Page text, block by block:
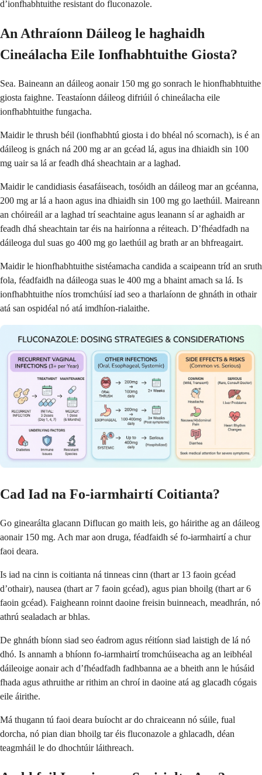
d’ionfhabhtuithe resistant do fluconazole.
An Athraíonn Dáileog le haghaidh
Cineálacha Eile Ionfhabhtuithe Giosta?
Sea. Baineann an dáileog aonair 150 mg go sonrach le hionfhabhtuithe
giosta faighne. Teastaíonn dáileog difriúil ó chineálacha eile
ionfhabhtuithe fungacha.
Maidir le thrush béil (ionfhabhtú giosta i do bhéal nó scornach), is é an
dáileog is gnách ná 200 mg ar an gcéad lá, agus ina dhiaidh sin 100
mg uair sa lá ar feadh dhá sheachtain ar a laghad.
Maidir le candidiasis éasafáiseach, tosóidh an dáileog mar an gcéanna,
200 mg ar lá a haon agus ina dhiaidh sin 100 mg go laethúil. Maireann
an chóireáil ar a laghad trí seachtaine agus leanann sí ar aghaidh ar
feadh dhá sheachtain tar éis na hairíonna a réiteach. D’fhéadfadh na
dáileoga dul suas go 400 mg go laethúil ag brath ar an bhfreagairt.
Maidir le hionfhabhtuithe sistéamacha candida a scaipeann tríd an sruth
fola, féadfaidh na dáileoga suas le 400 mg a bhaint amach sa lá. Is
ionfhabhtuithe níos tromchúisí iad seo a tharlaíonn de ghnáth in othair
atá san ospidéal nó atá imdhíon-rialaithe.
Cad Iad na Fo-iarmhairtí Coitianta?
Go ginearálta glacann Diflucan go maith leis, go háirithe ag an dáileog
aonair 150 mg. Ach mar aon druga, féadfaidh sé fo-iarmhairtí a chur
faoi deara.
Is iad na cinn is coitianta ná tinneas cinn (thart ar 13 faoin gcéad
d’othair), nausea (thart ar 7 faoin gcéad), agus pian bhoilg (thart ar 6
faoin gcéad). Faigheann roinnt daoine freisin buinneach, meadhrán, nó
athrú sealadach ar bhlas.
De ghnáth bíonn siad seo éadrom agus réitíonn siad laistigh de lá nó
dhó. Is annamh a bhíonn fo-iarmhairtí tromchúiseacha ag an leibhéal
dáileoige aonair ach d’fhéadfadh fadhbanna ae a bheith ann le húsáid
fhada agus athruithe ar rithim an chroí in daoine atá ag glacadh cógais
eile áirithe.
Má thugann tú faoi deara buíocht ar do chraiceann nó súile, fual
dorcha, nó pian dian bhoilg tar éis fluconazole a ghlacadh, déan
teagmháil le do dhochtúir láithreach.